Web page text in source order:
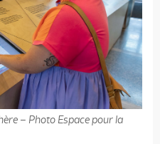
– Photo Espace pour la